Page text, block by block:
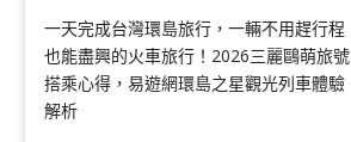
一天完成台灣環島旅行，一輛不用趕行程
也能盡興的火車旅行！2026三麗鷗萌旅號
搭乘心得，易遊網環島之星觀光列車體驗
解析